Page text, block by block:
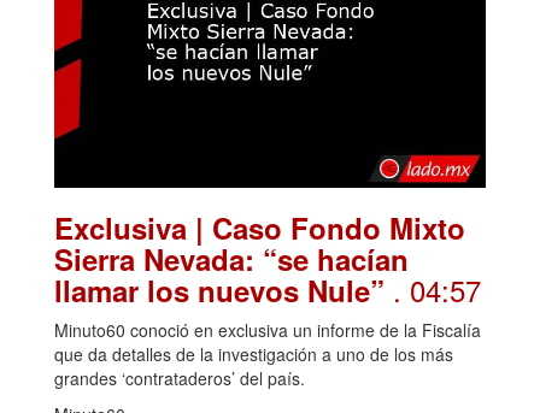
Exclusiva | Caso Fondo Mixto
Sierra Nevada: “se hacían
llamar los nuevos Nule” . 04:57
Minuto60 conoció en exclusiva un informe de la Fiscalía
que da detalles de la investigación a uno de los más
grandes ‘contrataderos’ del país.